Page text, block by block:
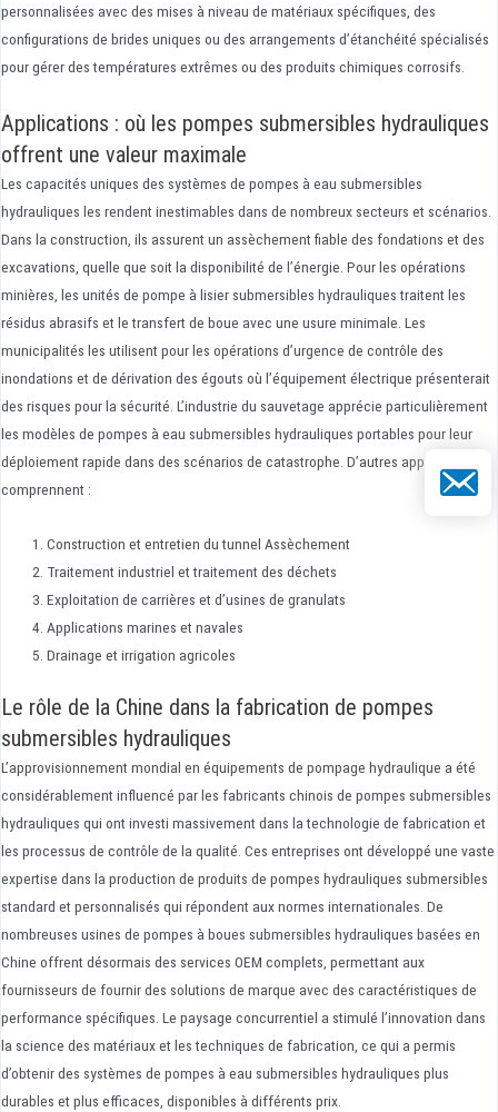
personnalisées avec des mises à niveau de matériaux spécifiques, des
configurations de brides uniques ou des arrangements d’étanchéité spécialisés
pour gérer des températures extrêmes ou des produits chimiques corrosifs.
Applications : où les pompes submersibles hydrauliques
offrent une valeur maximale
Les capacités uniques des systèmes de pompes à eau submersibles
hydrauliques les rendent inestimables dans de nombreux secteurs et scénarios.
Dans la construction, ils assurent un assèchement fiable des fondations et des
excavations, quelle que soit la disponibilité de l’énergie. Pour les opérations
minières, les unités de pompe à lisier submersibles hydrauliques traitent les
résidus abrasifs et le transfert de boue avec une usure minimale. Les
municipalités les utilisent pour les opérations d’urgence de contrôle des
inondations et de dérivation des égouts où l’équipement électrique présenterait
des risques pour la sécurité. L’industrie du sauvetage apprécie particulièrement
les modèles de pompes à eau submersibles hydrauliques portables pour leur
déploiement rapide dans des scénarios de catastrophe. D’autres applications
comprennent :
Construction et entretien du tunnel Assèchement
Traitement industriel et traitement des déchets
Exploitation de carrières et d’usines de granulats
Applications marines et navales
Drainage et irrigation agricoles
Le rôle de la Chine dans la fabrication de pompes
submersibles hydrauliques
L’approvisionnement mondial en équipements de pompage hydraulique a été
considérablement influencé par les fabricants chinois de pompes submersibles
hydrauliques qui ont investi massivement dans la technologie de fabrication et
les processus de contrôle de la qualité. Ces entreprises ont développé une vaste
expertise dans la production de produits de pompes hydrauliques submersibles
standard et personnalisés qui répondent aux normes internationales. De
nombreuses usines de pompes à boues submersibles hydrauliques basées en
Chine offrent désormais des services OEM complets, permettant aux
fournisseurs de fournir des solutions de marque avec des caractéristiques de
performance spécifiques. Le paysage concurrentiel a stimulé l’innovation dans
la science des matériaux et les techniques de fabrication, ce qui a permis
d’obtenir des systèmes de pompes à eau submersibles hydrauliques plus
durables et plus efficaces, disponibles à différents prix.
E-mail